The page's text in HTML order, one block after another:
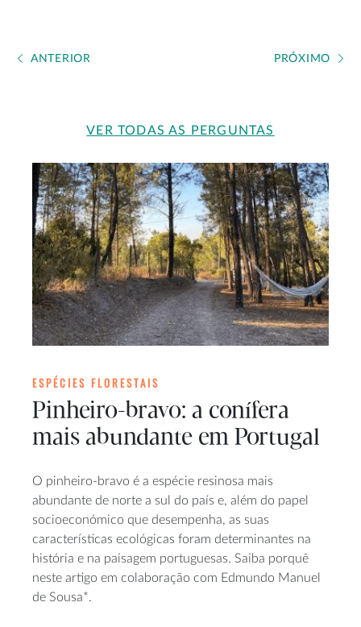
ANTERIOR PRÓXIMO
VER TODAS AS PERGUNTAS
ESPÉCIES FLORESTAIS
Pinheiro-bravo: a conífera
mais abundante em Portugal
O pinheiro-bravo é a espécie resinosa mais
abundante de norte a sul do país e, além do papel
socioeconómico que desempenha, as suas
características ecológicas foram determinantes na
história e na paisagem portuguesas. Saiba porquê
neste artigo em colaboração com Edmundo Manuel
de Sousa*.